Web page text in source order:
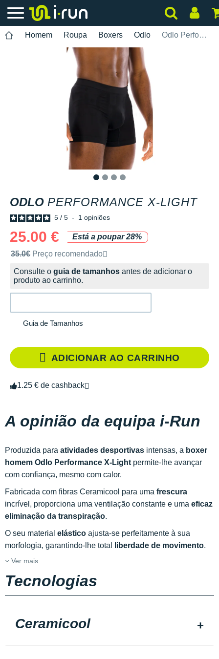
Homem Roupa Boxers Odlo Odlo Performance X-Light
ODLO PERFORMANCE X-LIGHT
5 / 5 - 1 opiniões
25.00 €
Está a poupar 28%
Preço de venda recomendado pela marca
35.0€ Preço recomendado
Consulte o guia de tamanhos antes de adicionar o
produto ao carrinho.
Guia de Tamanhos
ADICIONAR AO CARRINHO
1.25 € de cashback
A opinião da equipa i-Run
Produzida para atividades desportivas intensas, a boxer
homem Odlo Performance X-Light permite-lhe avançar
com confiança, mesmo com calor.
Fabricada com fibras Ceramicool para uma frescura
incrível, proporciona uma ventilação constante e uma eficaz
eliminação da transpiração.
O seu material elástico ajusta-se perfeitamente à sua
morfologia, garantindo-lhe total
liberdade de movimento.
Ver mais
Tecnologias
Ceramicool